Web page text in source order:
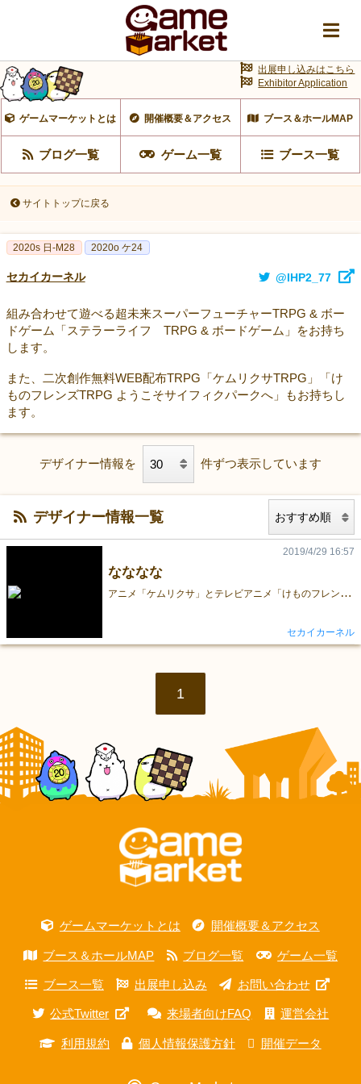
ゲームマーケットとは 開催概要＆アクセス ブース＆ホールMAP
ブログ一覧 ゲーム一覧 ブース一覧
出展申し込みはこちら
Exhibitor Application
サイトトップに戻る
2020s 日-M28 2020o ケ24
セカイカーネル @IHP2_77
組み合わせて遊べる超未来スーパーフューチャーTRPG & ボー
ドゲーム「ステラーライフ TRPG & ボードゲーム」をお持ち
します。
また、二次創作無料WEB配布TRPG「ケムリクサTRPG」「け
ものフレンズTRPG ようこそサイフィクパークへ」もお持ちし
ます。
デザイナー情報を 件ずつ表示しています
デザイナー情報一覧
なななな
ア
ニメ「ケムリクサ」とテレビアニメ「けものフレンズ」のファンです。 二次創作TRPGをたくさん出せば、該当ジャンルからTRPGに流れる人が増えると思いますので、TRPG業界全体の市場拡大に繋がると思います。その一方、TRPGプレイヤーたちも該当作品を視聴して、様々な作品のファンになれると思います。 つまり何が言いたいかと言うと「ケムリクサ」を観て下さい。 Amazon Prime：https://www.amazon.co.jp/gp/video/detail/B07MFKDDDX/ref=atv_hm_hom_1_c_DEaieV_2_1
2019/4/29 16:57
セカイカーネル
1
ゲームマーケットとは 開催概要＆アクセス
ブース＆ホールMAP ブログ一覧 ゲーム一覧
ブース一覧 出展申し込み お問い合わせ
公式Twitter 来場者向けFAQ 運営会社
利用規約 個人情報保護方針 開催データ